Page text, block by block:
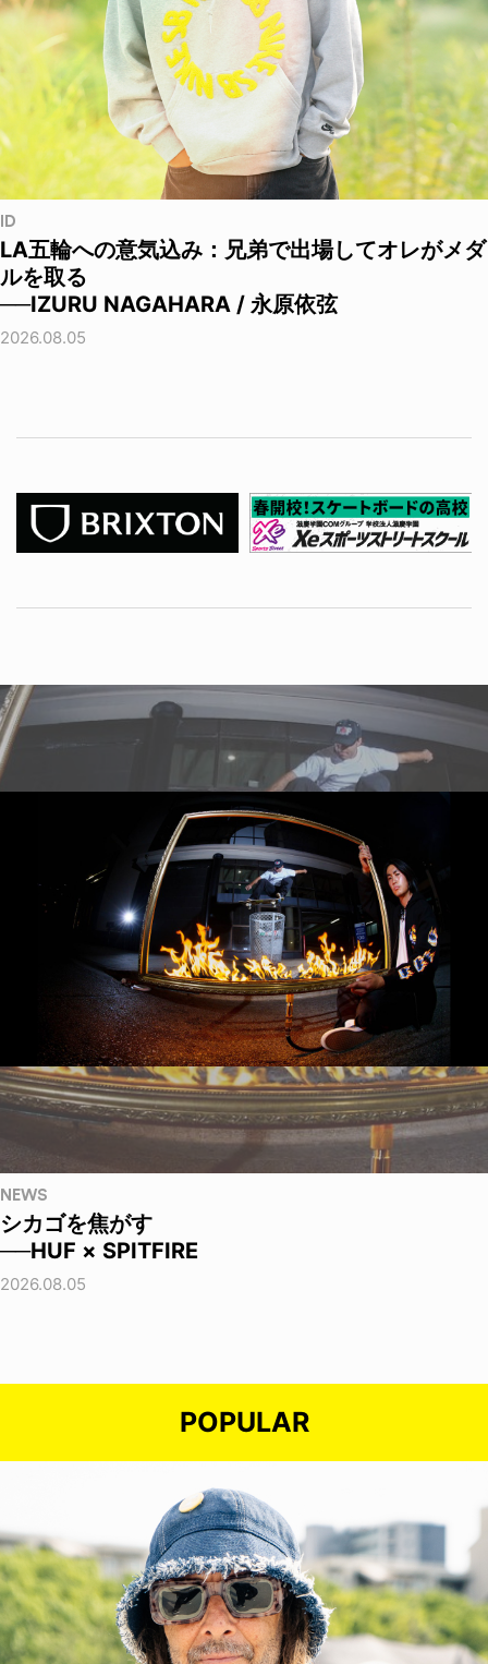
ID
LA五輪への意気込み：兄弟で出場してオレがメダ
ルを取る
──IZURU NAGAHARA / 永原依弦
2026.08.05
NEWS
シカゴを焦がす
──HUF × SPITFIRE
2026.08.05
POPULAR